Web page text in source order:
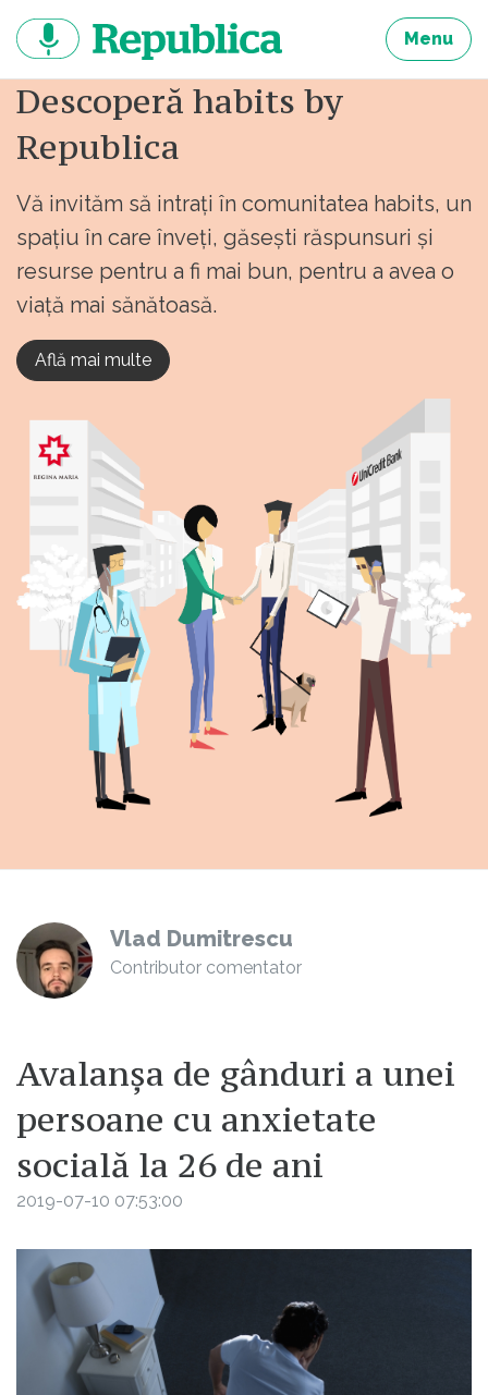
continut
Menu
Descoperă habits by
Republica
Vă invităm să intrați în comunitatea habits, un
spațiu în care înveți, găsești răspunsuri și
resurse pentru a fi mai bun, pentru a avea o
viață mai sănătoasă.
Află mai multe
Vlad Dumitrescu
Contributor comentator
Avalanșa de gânduri a unei
persoane cu anxietate
socială la 26 de ani
2019-07-10 07:53:00